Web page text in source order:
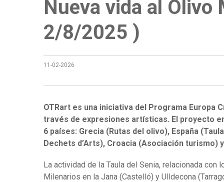
Nueva vida al
2/8/2025 )
11-02-2026
OTRart es una iniciativa del Programa Europa
través de expresiones artísticas. El proyecto
6 países: Grecia (Rutas del olivo), España
Dechets d’Arts), Croacia (Asociación turismo)
La actividad de la Taula del Senia, relacionada
Milenarios en la Jana (Castelló) y Ulldecona